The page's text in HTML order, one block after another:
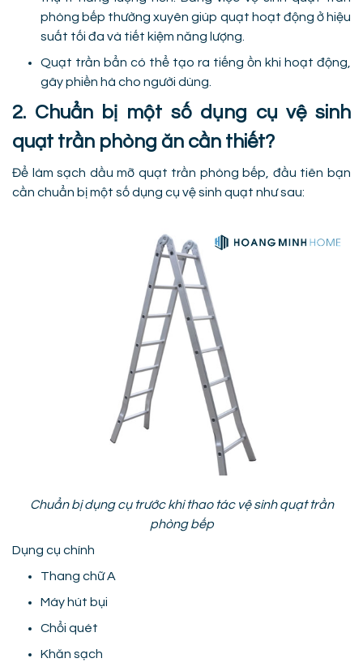
phòng bếp thường xuyên giúp quạt hoạt động ở hiệu
suất tối đa và tiết kiệm năng lượng.
Quạt trần bẩn có thể tạo ra tiếng ồn khi hoạt động,
gây phiền hà cho người dùng.
2. Chuẩn bị một số dụng cụ vệ sinh
quạt trần phòng ăn cần thiết?
Để làm sạch dầu mỡ quạt trần phòng bếp, đầu tiên bạn
cần chuẩn bị một số dụng cụ vệ sinh quạt như sau:
Chuẩn bị dụng cụ trước khi thao tác vệ sinh quạt trần
phòng bếp
Dụng cụ chính
Thang chữ A
Máy hút bụi
Chổi quét
Khăn sạch